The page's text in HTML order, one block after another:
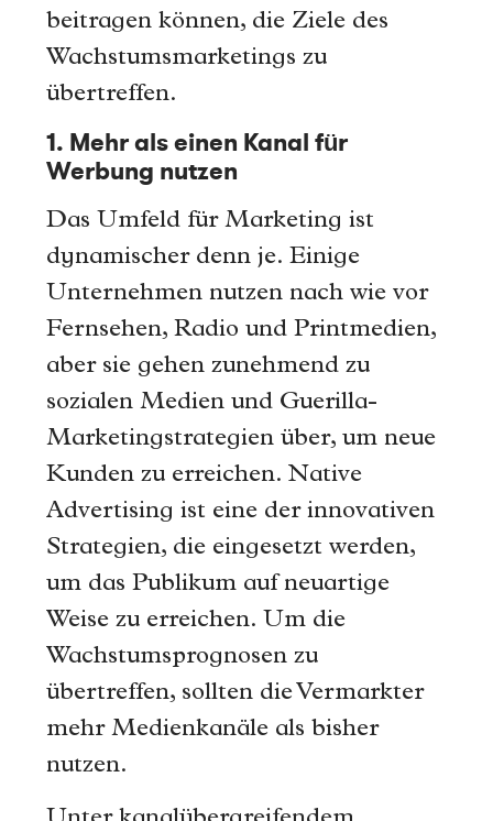
beitragen können, die Ziele des
Wachstumsmarketings zu
übertreffen.
1. Mehr als einen Kanal für
Werbung nutzen
Das Umfeld für Marketing ist
dynamischer denn je. Einige
Unternehmen nutzen nach wie vor
Fernsehen, Radio und Printmedien,
aber sie gehen zunehmend zu
sozialen Medien und Guerilla-
Marketingstrategien über, um neue
Kunden zu erreichen. Native
Advertising ist eine der innovativen
Strategien, die eingesetzt werden,
um das Publikum auf neuartige
Weise zu erreichen. Um die
Wachstumsprognosen zu
übertreffen, sollten die Vermarkter
mehr Medienkanäle als bisher
nutzen.